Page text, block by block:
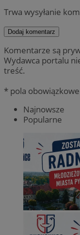
Trwa wysyłanie
Dodaj komentarz
Komentarze są
Wydawca portalu
treść.
* pola obowiązkowe
Najnowsze
Popularne